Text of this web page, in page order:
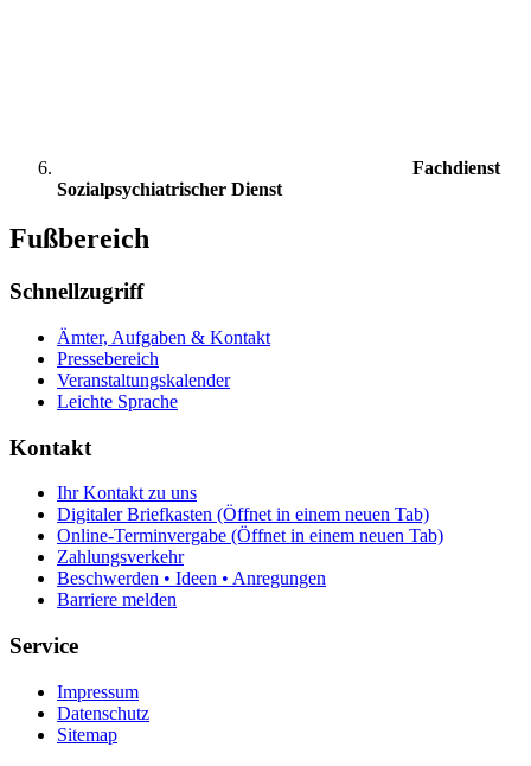
Fachdienst
Sozialpsychiatrischer Dienst
Fußbereich
Schnellzugriff
Ämter, Aufgaben & Kontakt
Pressebereich
Veranstaltungskalender
Leichte Sprache
Kontakt
Ihr Kontakt zu uns
Digitaler Briefkasten (Öffnet in einem neuen Tab)
Online-Terminvergabe (Öffnet in einem neuen Tab)
Zahlungsverkehr
Beschwerden • Ideen • Anregungen
Barriere melden
Service
Impressum
Datenschutz
Sitemap